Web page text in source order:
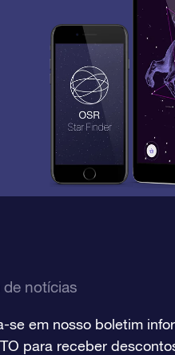
de notícias
se em nosso boletim
para receber